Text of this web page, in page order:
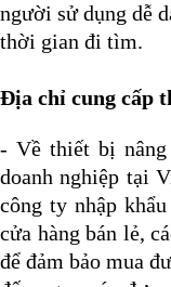
người sử dụng dễ
thời gian đi tìm.
Địa chỉ cung cấp
- Về thiết bị nâng
doanh nghiệp tại
công ty nhập
cửa hàng bán lẻ,
để đảm bảo mua